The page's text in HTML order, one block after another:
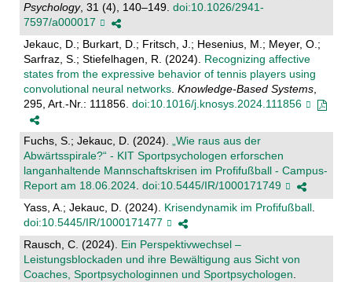
Psychology, 31 (4), 140–149. doi:10.1026/2941-
7597/a000017
Jekauc, D.; Burkart, D.; Fritsch, J.; Hesenius, M.; Meyer, O.;
Sarfraz, S.; Stiefelhagen, R. (2024). Recognizing affective
states from the expressive behavior of tennis players using
convolutional neural networks. Knowledge-Based Systems,
295, Art.-Nr.: 111856. doi:10.1016/j.knosys.2024.111856
Fuchs, S.; Jekauc, D. (2024). „Wie raus aus der
Abwärtsspirale?“ - KIT Sportpsychologen erforschen
langanhaltende Mannschaftskrisen im Profifußball - Campus-
Report am 18.06.2024. doi:10.5445/IR/1000171749
Yass, A.; Jekauc, D. (2024). Krisendynamik im Profifußball.
doi:10.5445/IR/1000171477
Rausch, C. (2024). Ein Perspektivwechsel –
Leistungsblockaden und ihre Bewältigung aus Sicht von
Coaches, Sportpsychologinnen und Sportpsychologen.